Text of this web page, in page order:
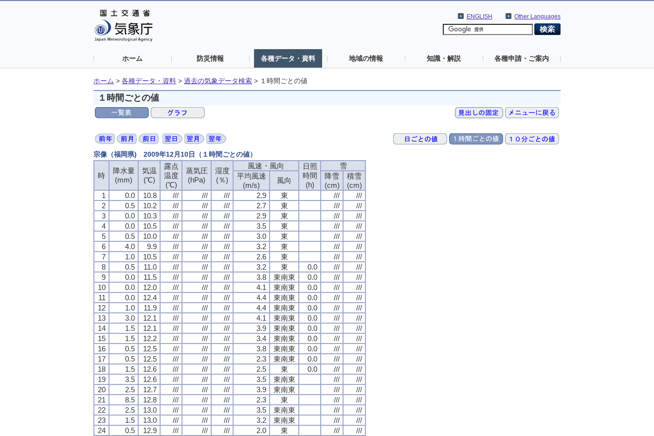
Other Languages
ENGLISH
ホーム 防災情報 各種データ・資料 地域の情報 知識・解説 各種申請・ご案内
ホーム > 各種データ・資料 > 過去の気象データ検索 > １時間ごとの値
１時間ごとの値
宗像（福岡県) 2009年12月10日（１時間ごとの値）
時
降水量
(mm)
気温
(℃)
露点
温度
(℃)
蒸気圧
(hPa)
湿度
(％)
風速・風向
日照
時間
(h)
雪
平均風速
(m/s)
風向
降雪
(cm)
積雪
(cm)
1
0.0 10.8 /// /// /// 2.9 東 ///
///
2
0.5 10.2 /// /// /// 2.7 東 ///
///
3
0.0 10.3 /// /// /// 2.9 東 ///
///
4
0.0 10.5 /// /// /// 3.5 東 ///
///
5
0.5 10.0 /// /// /// 3.0 東 ///
///
6
4.0 9.9 /// /// /// 3.2 東 ///
///
7
1.0 10.5 /// /// /// 2.6 東 ///
///
8
0.5 11.0 /// /// /// 3.2 東 0.0 ///
///
9
0.0 11.5 /// /// /// 3.8 東南東 0.0 ///
///
10
0.0 12.0 /// /// /// 4.1 東南東 0.0 ///
///
11
0.0 12.4 /// /// /// 4.4 東南東 0.0 ///
///
12
1.0 11.9 /// /// /// 4.4 東南東 0.0 ///
///
13
3.0 12.1 /// /// /// 4.1 東南東 0.0 ///
///
14
1.5 12.1 /// /// /// 3.9 東南東 0.0 ///
///
15
1.5 12.2 /// /// /// 3.4 東南東 0.0 ///
///
16
0.5 12.5 /// /// /// 3.8 東南東 0.0 ///
///
17
0.5 12.5 /// /// /// 2.3 東南東 0.0 ///
///
18
1.5 12.6 /// /// /// 2.5 東 0.0 ///
///
19
3.5 12.6 /// /// /// 3.5 東南東 ///
///
20
2.5 12.7 /// /// /// 3.9 東南東 ///
///
21
8.5 12.8 /// /// /// 2.3 東 ///
///
22
2.5 13.0 /// /// /// 3.5 東南東 ///
///
23
1.5 13.0 /// /// /// 3.2 東南東 ///
///
24
0.5 12.9 /// /// /// 2.0 東 /// ///